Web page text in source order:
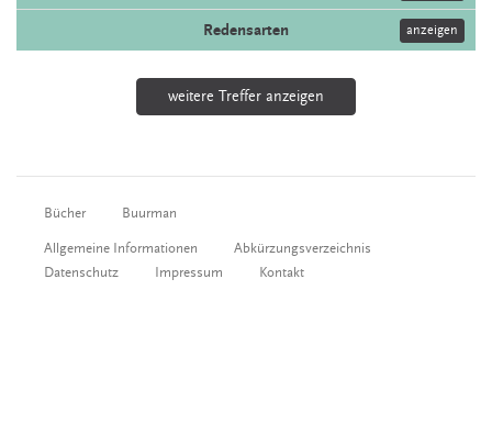
Redensarten anzeigen
weitere Treffer anzeigen
Bücher Buurman
Allgemeine Informationen
Abkürzungsverzeichnis
Datenschutz
Impressum Kontakt